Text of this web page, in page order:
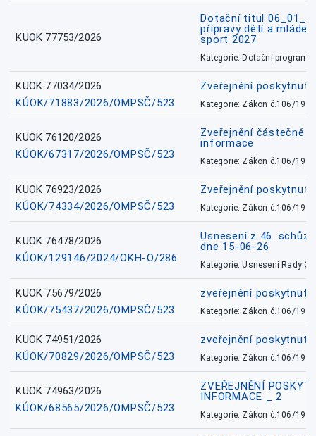
KUOK 77753/2026
Dotační titul
přípravy dětí a
sport 2027
Kategorie: Dotační
KUOK 77034/2026
KÚOK/71883/2026/OMPSČ/523
Zveřejnění
Kategorie: Zákon č.106/1999
KUOK 76120/2026
KÚOK/67317/2026/OMPSČ/523
Zveřejnění částečně
informace
Kategorie: Zákon č.106/1999
KUOK 76923/2026
KÚOK/74334/2026/OMPSČ/523
Zveřejnění
Kategorie: Zákon č.106/1999
KUOK 76478/2026
KÚOK/129146/2024/OKH-O/286
Usnesení z 46.
dne 15-06-26
Kategorie: Usnesení Rady
KUOK 75679/2026
KÚOK/75437/2026/OMPSČ/523
zveřejnění
Kategorie: Zákon č.106/1999
KUOK 74951/2026
KÚOK/70829/2026/OMPSČ/523
zveřejnění
Kategorie: Zákon č.106/1999
KUOK 74963/2026
KÚOK/68565/2026/OMPSČ/523
ZVEŘEJNĚNÍ
INFORMACE _ 2
Kategorie: Zákon č.106/1999